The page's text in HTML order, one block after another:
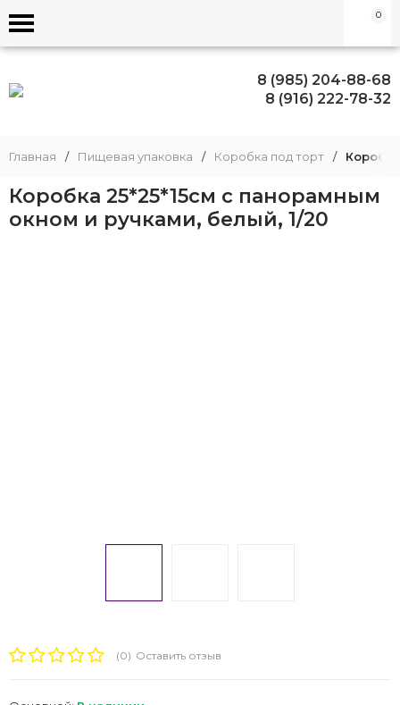
0
8 (985) 204-88-68
8 (916) 222-78-32
Главная / Пищевая упаковка / Коробка под торт /
Коробка 25*25*15см с панорамным
окном и ручками, белый, 1/20
(0) Оставить отзыв